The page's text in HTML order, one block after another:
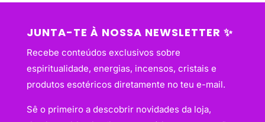
JUNTA-TE À NOSSA NEWSLETTER ✨
Recebe conteúdos exclusivos sobre
espiritualidade, energias, incensos, cristais e
produtos esotéricos diretamente no teu e-mail.
Sê o primeiro a descobrir novidades da loja,